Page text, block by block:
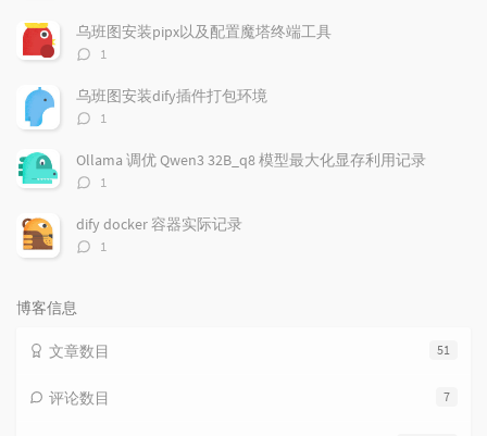
数：
乌班图安装pipx以及配置魔塔终端工具
评
数：
1
乌班图安装dify插件打包环境
评
数：
1
Ollama 调优 Qwen3 32B_q8 模型最大化显存利用记录
评
数：
1
dify docker 容器实际记录
评1
博客信息
51
文章数目
7
评论数目